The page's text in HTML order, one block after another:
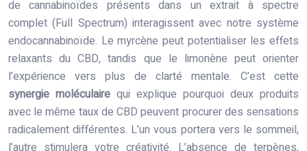
de cannabinoïdes présents dans un extrait à spectre
complet (Full Spectrum) interagissent avec notre système
endocannabinoïde. Le myrcène peut potentialiser les effets
relaxants du CBD, tandis que le limonène peut orienter
l’expérience vers plus de clarté mentale. C’est cette
synergie moléculaire qui explique pourquoi deux produits
avec le même taux de CBD peuvent procurer des sensations
radicalement différentes. L’un vous portera vers le sommeil,
l’autre stimulera votre créativité. L’absence de terpènes,